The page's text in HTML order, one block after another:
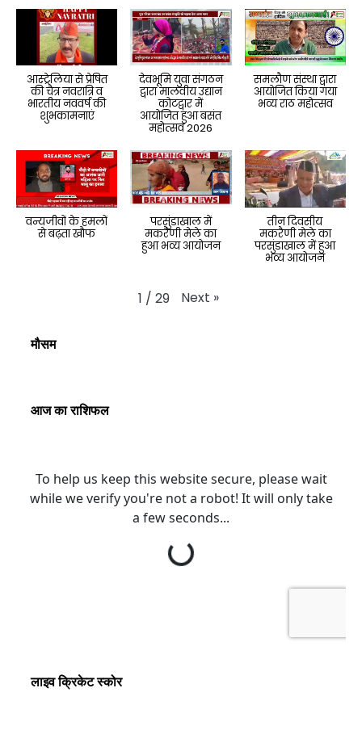
आस्ट्रेलिया से प्रेषित
की चैत्र नवरात्रि व
भारतीय नववर्ष की
शुभकामनाएं
देवभूमि युवा संगठन
द्वारा मालवीय उद्यान
कोटद्वार में
आयोजित हुआ बसंत
महोत्सव 2026
समलौण संस्था द्वारा
आयोजित किया गया
भव्य राठ महोत्सव
वन्यजीवों के हमलों
से बढ़ता खौफ
परसुंडाखाल में
मकरैणी मेले का
हुआ भव्य आयोजन
तीन दिवसीय
मकरैणी मेले का
परसुंडाखाल में हुआ
भव्य आयोजन
1 / 29 Next »
मौसम
आज का राशिफल
लाइव क्रिकेट स्कोर